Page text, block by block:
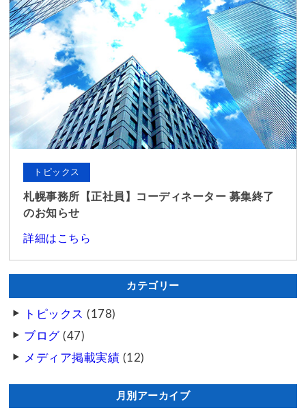
トピックス
札幌事務所【正社員】コーディネーター 募集終了
のお知らせ
詳細はこちら
カテゴリー
トピックス (178)
ブログ(47)
メディア掲載実績 (12)
月別アーカイブ